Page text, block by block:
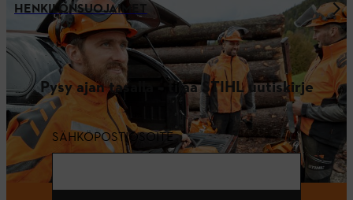
HENKILÖNSUOJAIMET
Pysy ajan tasalla – tilaa STIHL uutiskirje
SÄHKÖPOSTIOSOITE